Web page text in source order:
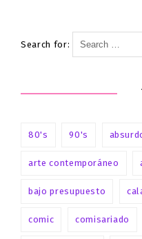
Search for:
80's 90's
arte contemporáneo
bajo presupuesto
comic comisariado